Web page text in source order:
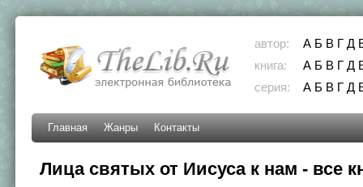
автор: А Б В Г Д
книга:
А Б В Г Д
серия:
А Б В Г Д
Главная Жанры Контакты
Лица святых от Иисуса к нам - все